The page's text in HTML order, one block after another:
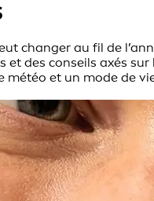
changer au fil de
et des conseils axés
météo et un mode de